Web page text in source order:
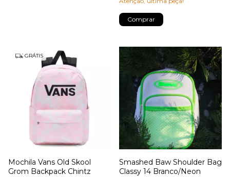
GRÁTIS
Mochila Vans Old Skool
Grom Backpack Chintz
Smashed Baw Shoulder Bag
Classy 14 Branco/Neon